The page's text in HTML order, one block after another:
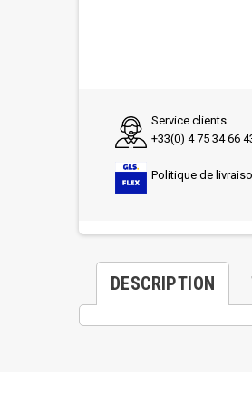
Service clients
+33(0) 4 75 34 66
Politique de
DESCRIPTION